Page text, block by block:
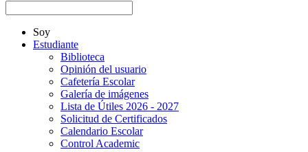
Soy
Estudiante
Biblioteca
Opinión del usuario
Cafetería Escolar
Galería de imágenes
Lista de Útiles 2026 - 2027
Solicitud de Certificados
Calendario Escolar
Control Academic